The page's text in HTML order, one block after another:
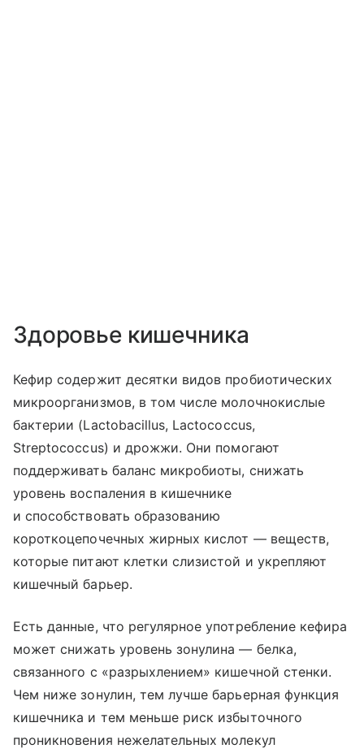
Здоровье кишечника
Кефир содержит десятки видов пробиотических
микроорганизмов, в том числе молочнокислые
бактерии (Lactobacillus, Lactococcus,
Streptococcus) и дрожжи. Они помогают
поддерживать баланс микробиоты, снижать
уровень воспаления в кишечнике
и способствовать образованию
короткоцепочечных жирных кислот — веществ,
которые питают клетки слизистой и укрепляют
кишечный барьер.
Есть данные, что регулярное употребление кефира
может снижать уровень зонулина — белка,
связанного с «разрыхлением» кишечной стенки.
Чем ниже зонулин, тем лучше барьерная функция
кишечника и тем меньше риск избыточного
проникновения нежелательных молекул